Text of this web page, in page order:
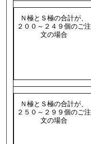
Ｎ極とＳ極の合計が、
２００～２４９個のご注
文の場合
Ｎ極とＳ極の合計が、
２５０～２９９個のご注
文の場合